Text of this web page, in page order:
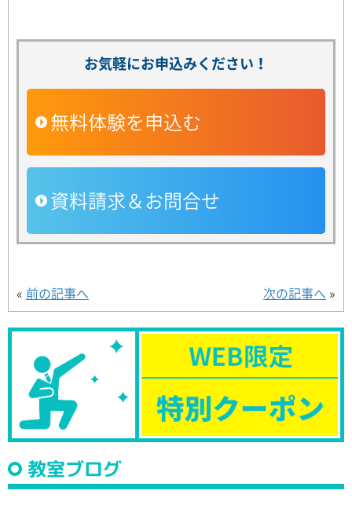
お気軽にお申込みください！
無料体験を申込む
資料請求＆お問合せ
« 前の記事へ 次の記事へ »
教室ブログ